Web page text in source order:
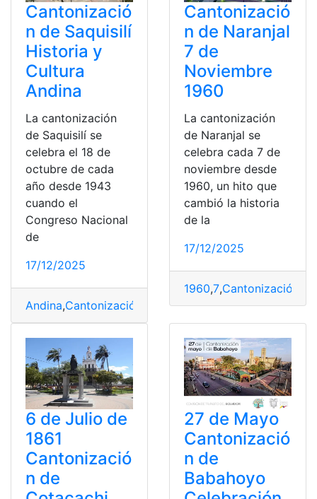
Cantonizació
n de Saquisilí
Historia y
Cultura
Andina
La cantonización
de Saquisilí se
celebra el 18 de
octubre de cada
año desde 1943
cuando el
Congreso Nacional
de
17/12/2025
Andina,Cantonización Cultura,Historia,Saquisilí
Cantonizació
n de Naranjal
7 de
Noviembre
1960
La cantonización
de Naranjal se
celebra cada 7 de
noviembre desde
1960, un hito que
cambió la historia
de la
17/12/2025
1960,7,Cantonización
6 de Julio de
1861
Cantonizació
n de
27 de Mayo
Cantonizació
n de
Babahoyo